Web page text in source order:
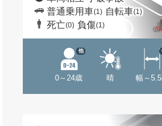
普通乗用車(1) 自転車(1)
死亡(0) 負傷(1)
0～24歳
他
晴 幅～